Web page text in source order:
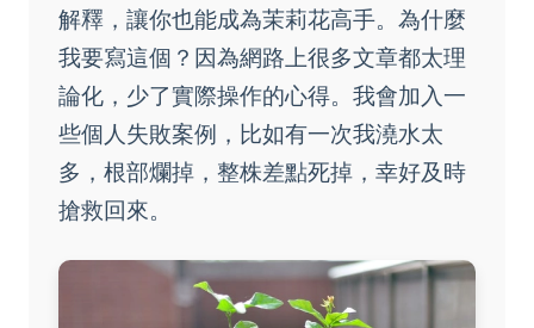
解釋，讓你也能成為茉莉花高手。為什麼
我要寫這個？因為網路上很多文章都太理
論化，少了實際操作的心得。我會加入一
些個人失敗案例，比如有一次我澆水太
多，根部爛掉，整株差點死掉，幸好及時
搶救回來。